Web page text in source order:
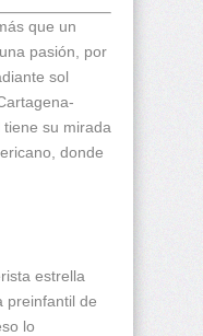
que un
pasión, por
sol
su mirada
donde
estrella
preinfantil de
lo